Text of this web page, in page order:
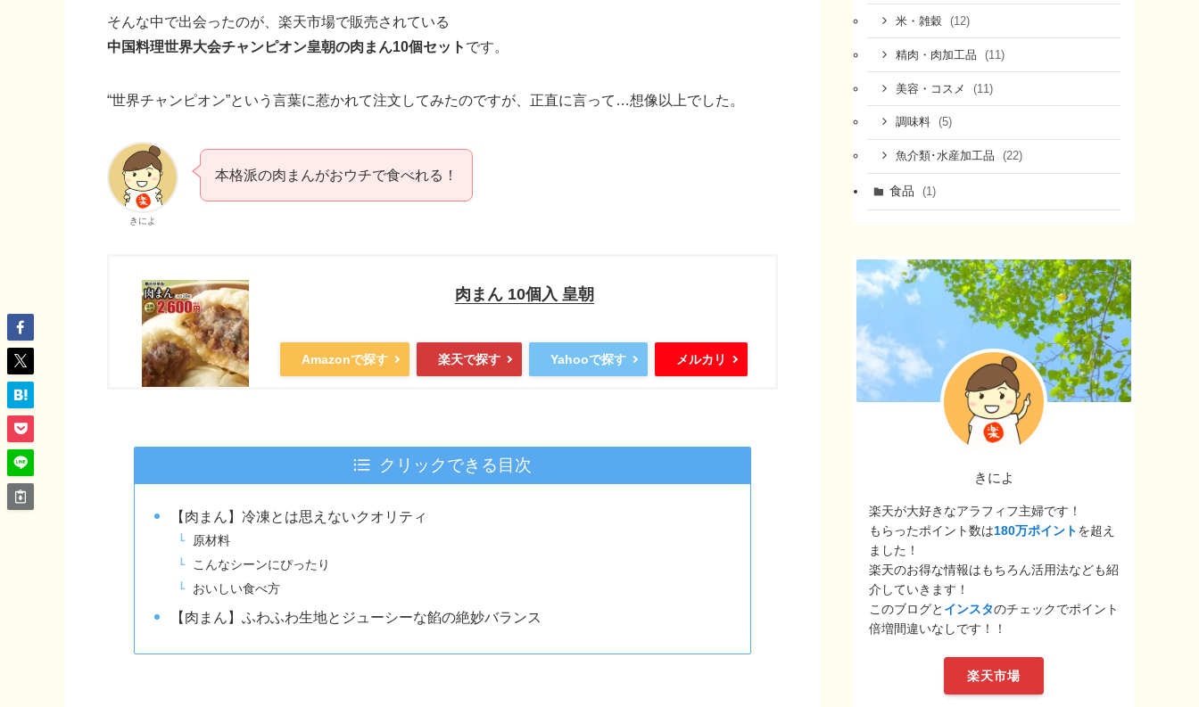
そんな中で出会ったのが、楽天市場で販売されている
中国料理世界大会チャンピオン皇朝の肉まん10個セット です。
“世界チャンピオン”という言葉に惹かれて注文してみたのですが、正直に言って…想像以上でした。
きによ
本格派の肉まんがおウチで食べれる！
肉まん 10個入 皇朝
Amazonで探す 楽天で探す Yahooで探す メルカリ
クリックできる目次
【肉まん】冷凍とは思えないクオリティ
原材料
こんなシーンにぴったり
おいしい食べ方
【肉まん】ふわふわ生地とジューシーな餡の絶妙バランス
米・雑穀 (12)
精肉・肉加工品 (11)
美容・コスメ (11)
調味料 (5)
魚介類･水産加工品 (22)
食品 (1)
きによ
楽天が大好きなアラフィフ主婦です！
もらったポイント数は180万ポイントを超え
ました！
楽天のお得な情報はもちろん活用法なども紹
介していきます！
このブログと インスタのチェックでポイント
倍増間違いなしです！！
楽天市場